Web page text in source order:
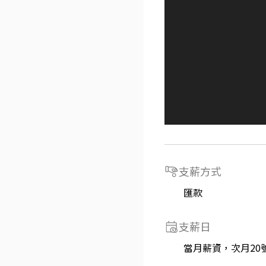
支薪方式
匯款
支薪日
當月薪資，次月20